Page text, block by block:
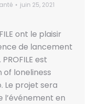
juin 25, 2021
ont le plaisir
de lancement
est
of loneliness
Le projet sera
en